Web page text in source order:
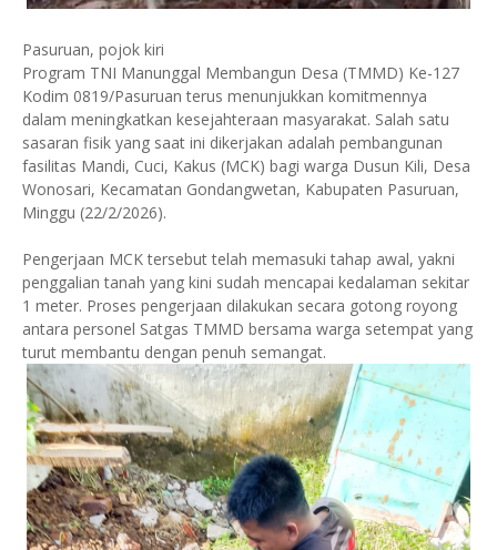
Pasuruan, pojok kiri
Program TNI Manunggal Membangun Desa (TMMD) Ke-127
Kodim 0819/Pasuruan terus menunjukkan komitmennya
dalam meningkatkan kesejahteraan masyarakat. Salah satu
sasaran fisik yang saat ini dikerjakan adalah pembangunan
fasilitas Mandi, Cuci, Kakus (MCK) bagi warga Dusun Kili, Desa
Wonosari, Kecamatan Gondangwetan, Kabupaten Pasuruan,
Minggu (22/2/2026).
Pengerjaan MCK tersebut telah memasuki tahap awal, yakni
penggalian tanah yang kini sudah mencapai kedalaman sekitar
1 meter. Proses pengerjaan dilakukan secara gotong royong
antara personel Satgas TMMD bersama warga setempat yang
turut membantu dengan penuh semangat.